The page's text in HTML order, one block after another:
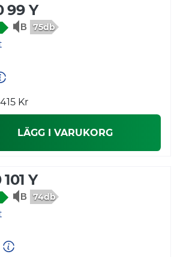
99 Y
75db
415 Kr
LÄGG I VARUKORG
Y
74db